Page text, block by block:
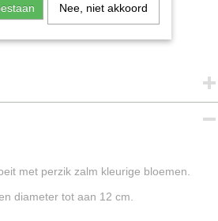
met perzik zalm kleurige bloemen.
diameter tot aan 12 cm.
Nee, niet akkoord